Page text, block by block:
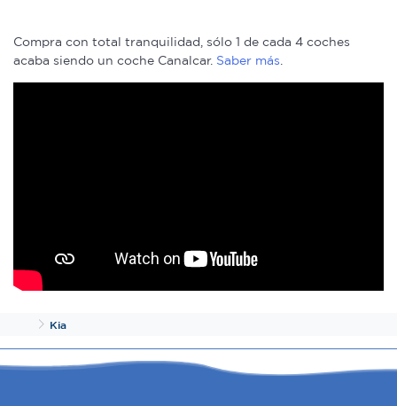
Compra con total tranquilidad, sólo 1 de cada 4 coches
acaba siendo un coche Canalcar. Saber más.
InicioKia